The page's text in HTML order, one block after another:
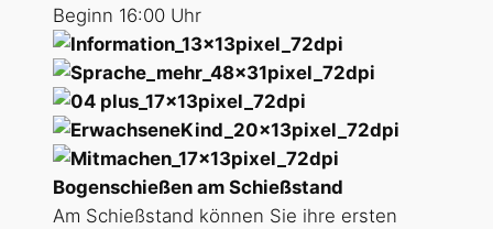
Beginn 16:00 Uhr
Bogenschießen am Schießstand
Am Schießstand können Sie ihre ersten